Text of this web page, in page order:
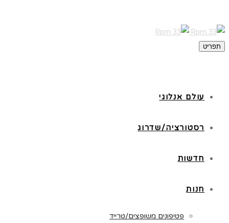
תפריט
עולם אנלוגי
רסטורציה/שדרוג
חדשות
חנות
פטיפונים משופצים/טרייד